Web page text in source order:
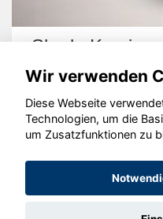
Skoda Kamiq
©
Wir verwenden
Diese Webseite
Technologien, um die
um Zusatzfunktionen zu